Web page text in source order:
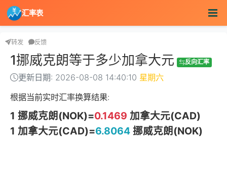
汇率表
转发 反馈
1挪威克朗等于多少加拿大元 反向汇率
更新日期: 2026-08-08 14:40:10 星期六
根据当前实时汇率换算结果:
1 挪威克朗(NOK)=0.1469 加拿大元(CAD)
1 加拿大元(CAD)=6.8064挪威克朗(NOK)